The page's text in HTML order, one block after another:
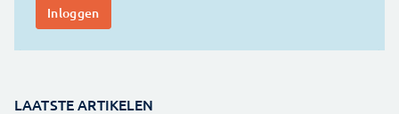
LAATSTE ARTIKELEN